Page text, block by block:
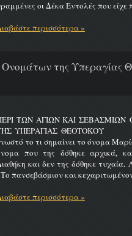
οι Δέκα Εντολές που είχε
περισσότερα »
της Υπεραγίας
ΤΩΝ ΑΓΙΩΝ ΚΑΙ
ΥΠΕΡΑΓΙΑΣ ΘΕΟΤΟΚΟΥ
το τι σημαίνει το όνομα
που της δόθηκε αρχικά,
και δεν της δόθηκε τυχαία.
πανσεβάσμιον και
περισσότερα »